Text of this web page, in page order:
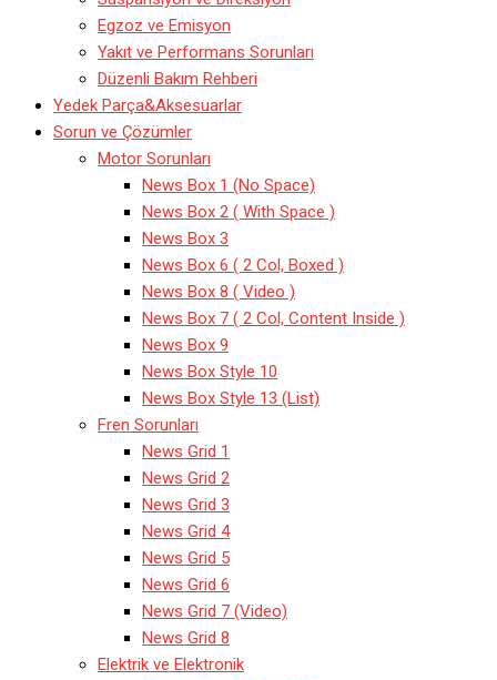
Egzoz ve Emisyon
Yakıt ve Performans Sorunları
Düzenli Bakım Rehberi
Yedek Parça&Aksesuarlar
Sorun ve Çözümler
Motor Sorunları
News Box 1 (No Space)
News Box 2 ( With Space )
News Box 3
News Box 6 ( 2 Col, Boxed )
News Box 8 ( Video )
News Box 7 ( 2 Col, Content Inside )
News Box 9
News Box Style 10
News Box Style 13 (List)
Fren Sorunları
News Grid 1
News Grid 2
News Grid 3
News Grid 4
News Grid 5
News Grid 6
News Grid 7 (Video)
News Grid 8
Elektrik ve Elektronik